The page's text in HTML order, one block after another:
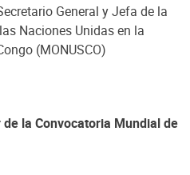
General y Jefa de la
Naciones Unidas en la
(MONUSCO)
la Convocatoria Mundial de